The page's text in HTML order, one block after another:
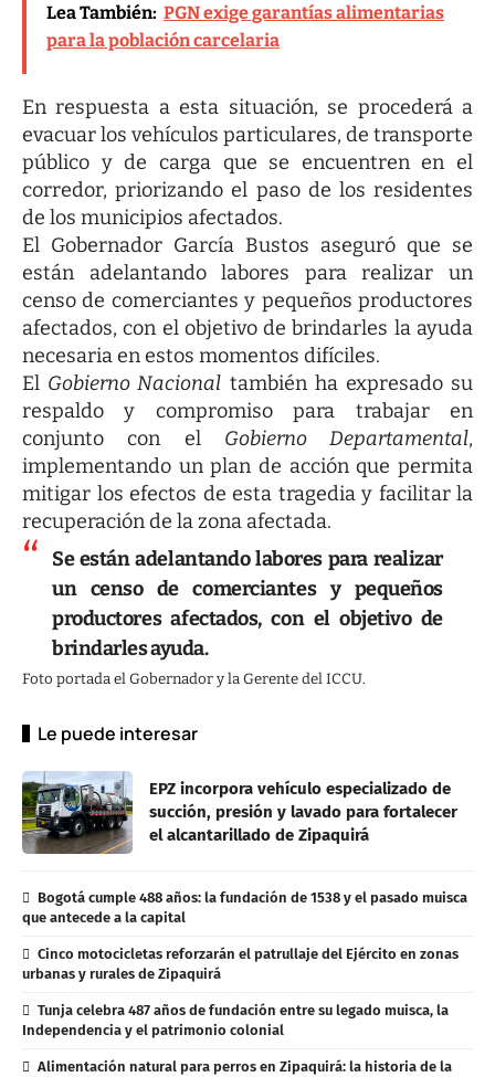
Lea También: PGN exige garantías alimentarias
para la población carcelaria
En respuesta a esta situación, se procederá a
evacuar los vehículos particulares, de transporte
público y de carga que se encuentren en el
corredor, priorizando el paso de los residentes
de los municipios afectados.
El Gobernador García Bustos aseguró que se
están adelantando labores para realizar un
censo de comerciantes y pequeños productores
afectados, con el objetivo de brindarles la ayuda
necesaria en estos momentos difíciles.
El Gobierno Nacional también ha expresado su
respaldo y compromiso para trabajar en
conjunto con el Gobierno Departamental,
implementando un plan de acción que permita
mitigar los efectos de esta tragedia y facilitar la
recuperación de la zona afectada.
Se están adelantando labores para realizar
un censo de comerciantes y pequeños
productores afectados, con el objetivo de
brindarles ayuda.
Foto portada el Gobernador y la Gerente del ICCU.
Le puede interesar
EPZ incorpora vehículo especializado de
succión, presión y lavado para fortalecer
el alcantarillado de Zipaquirá
Bogotá cumple 488 años: la fundación de 1538 y el pasado muisca
que antecede a la capital
Cinco motocicletas reforzarán el patrullaje del Ejército en zonas
urbanas y rurales de Zipaquirá
Tunja celebra 487 años de fundación entre su legado muisca, la
Independencia y el patrimonio colonial
Alimentación natural para perros en Zipaquirá: la historia de la